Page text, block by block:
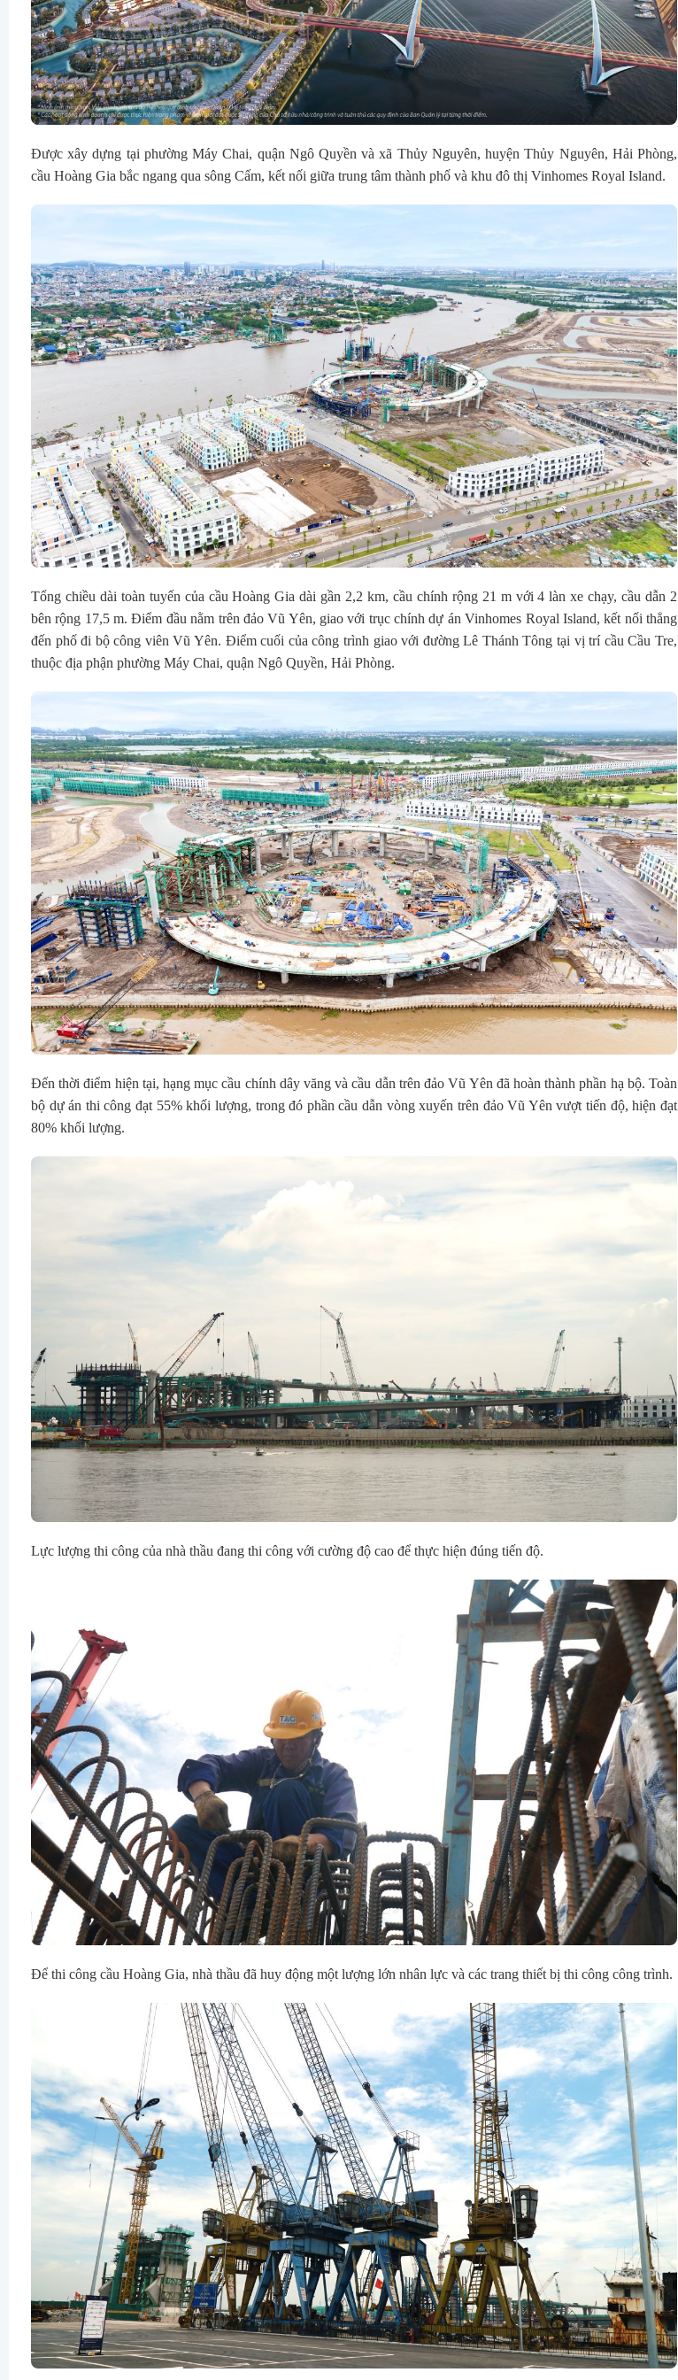
Được xây dựng tại phường Máy Chai, quận Ngô Quyền và xã Thủy Nguyên, huyện Thủy Nguyên, Hải Phòng,
cầu Hoàng Gia bắc ngang qua sông Cấm, kết nối giữa trung tâm thành phố và khu đô thị Vinhomes Royal Island.
Tổng chiều dài toàn tuyến của cầu Hoàng Gia dài gần 2,2 km, cầu chính rộng 21 m với 4 làn xe chạy, cầu dẫn 2
bên rộng 17,5 m. Điểm đầu nằm trên đảo Vũ Yên, giao với trục chính dự án Vinhomes Royal Island, kết nối thẳng
đến phố đi bộ công viên Vũ Yên. Điểm cuối của công trình giao với đường Lê Thánh Tông tại vị trí cầu Cầu Tre,
thuộc địa phận phường Máy Chai, quận Ngô Quyền, Hải Phòng.
Đến thời điểm hiện tại, hạng mục cầu chính dây văng và cầu dẫn trên đảo Vũ Yên đã hoàn thành phần hạ bộ. Toàn
bộ dự án thi công đạt 55% khối lượng, trong đó phần cầu dẫn vòng xuyến trên đảo Vũ Yên vượt tiến độ, hiện đạt
80% khối lượng.
Lực lượng thi công của nhà thầu đang thi công với cường độ cao để thực hiện đúng tiến độ.
Để thi công cầu Hoàng Gia, nhà thầu đã huy động một lượng lớn nhân lực và các trang thiết bị thi công công trình.